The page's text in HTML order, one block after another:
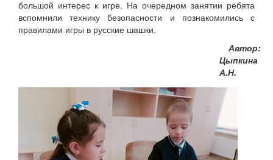
большой интерес к игре. На очередном занятии ребята
вспомнили технику безопасности и познакомились с
правилами игры в русские шашки.
Автор:
Цыпкина
А.Н.